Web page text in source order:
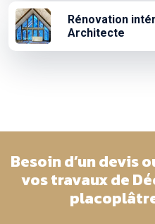
Rénovation
Architecte
Besoin d’un devis
vos travaux de